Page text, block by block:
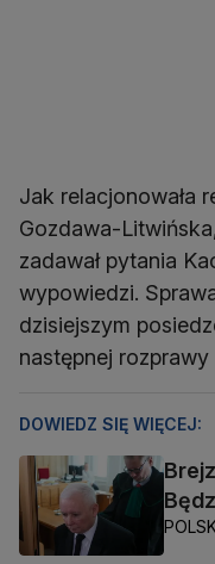
Jak relacjonowała
Gozdawa-
zadawał pytania
wypowiedzi.
dzisiejszym
następnej
DOWIEDZ SIĘ WIĘCEJ: